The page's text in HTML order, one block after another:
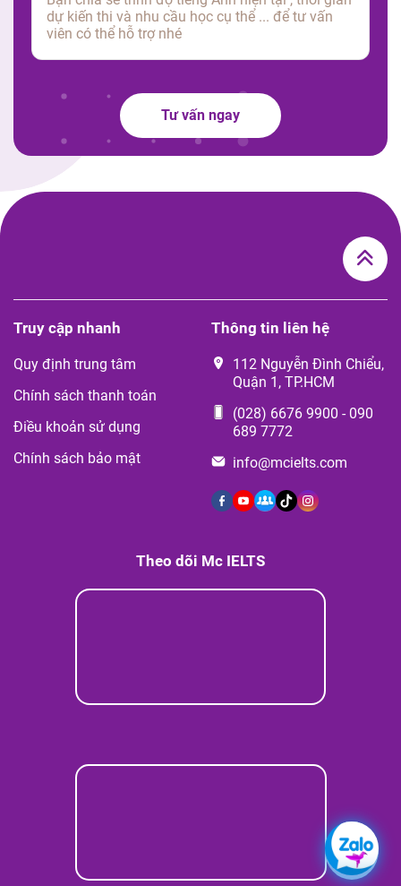
Tư vấn ngay
Truy cập nhanh
Quy định trung tâm
Chính sách thanh toán
Điều khoản sử dụng
Chính sách bảo mật
Thông tin liên hệ
112 Nguyễn Đình Chiểu,
Quận 1, TP.HCM
(028) 6676 9900 - 090
689 7772
info@mcielts.com
Theo dõi Mc IELTS